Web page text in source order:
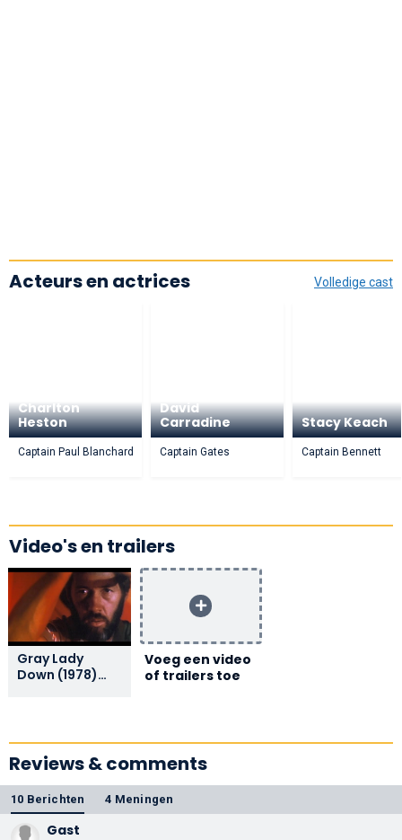
Volledige cast
Acteurs en actrices
Charlton
Heston
Captain Paul Blanchard
David
Carradine
Captain Gates
Stacy Keach
Captain Bennett
Video's en trailers
Gray Lady
Down (1978)
Voeg een video
of trailers toe
Reviews & comments
10 Berichten 4 Meningen
Gast